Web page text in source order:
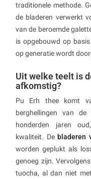
traditionele methode.
de bladeren verwerkt
van de beroemde
is opgebouwd op
op generatie wordt
Uit welke teelt is
afkomstig?
Pu Erh thee komt
berghellingen van
honderden jaren
kwaliteit. De bladeren
worden geplukt als
genoeg zijn.
tuocha, al dan niet